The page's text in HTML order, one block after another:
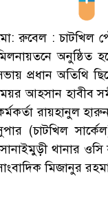
রুবেল : চাটখিল
অনুষ্ঠিত
প্রধান অতিথি
আহসান হাবীব
রায়হানুল
(চাটখিল
থানার
মিজানুর